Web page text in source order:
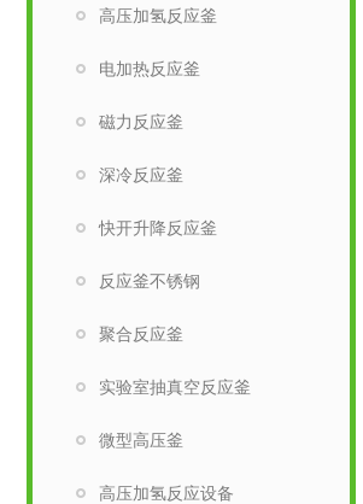
高压加氢反应釜
电加热反应釜
磁力反应釜
深冷反应釜
快开升降反应釜
反应釜不锈钢
聚合反应釜
实验室抽真空反应釜
微型高压釜
高压加氢反应设备